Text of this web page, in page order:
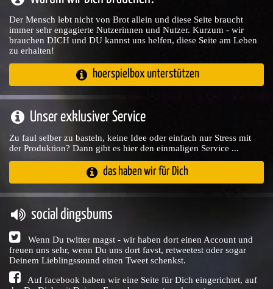
Der Mensch lebt nicht von Brot allein und diese Seite braucht
immer sehr engagierte Nutzerinnen und Nutzer. Kurzum - wir
brauchen DICH und DU kannst uns helfen, diese Seite am Leben
zu erhalten!
hoerspielbox unterstützen
Unser exklusiver Service
Zu faul selber zu basteln, keine Idee oder einfach nur Stress mit
der Produktion? Dann gibt es hier den einmaligen Service ...
das haben wir für Dich
social dingsbums
Wenn Du twitter magst - wir haben dort einen Account und
freuen uns sehr, wenn Du uns dort favst, retweetest oder sogar
Deinem Lieblingssound einen Tweet schenkst.
Auf facebook haben wir eine Seite für Dich eingerichtet, auf